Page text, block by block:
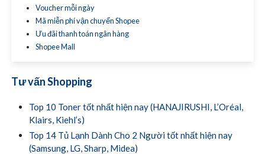
Voucher mỗi ngày
Mã miễn phí vận chuyển Shopee
Ưu đãi thanh toán ngân hàng
Shopee Mall
Tư vấn Shopping
Top 10 Toner tốt nhất hiện nay (HANAJIRUSHI, L’Oréal,
Klairs, Kiehl’s)
Top 14 Tủ Lạnh Dành Cho 2 Người tốt nhất hiện nay
(Samsung, LG, Sharp, Midea)